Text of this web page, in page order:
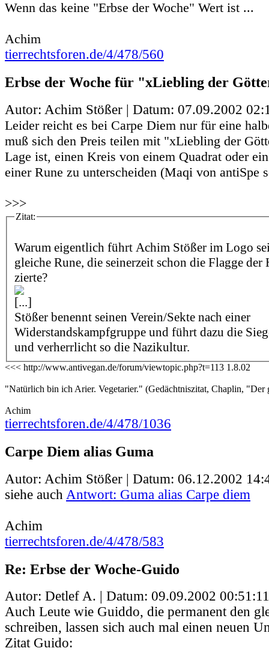
Wenn das keine "Erbse der Woche" Wert ist ...
Achim
tierrechtsforen.de/4/478/560
Erbse der Woche für "xLiebling der
Autor: Achim Stößer | Datum: 07.09.2002
Leider reicht es bei Carpe Diem nur für eine
muß sich den Preis teilen mit "xLiebling der
Lage ist, einen Kreis von einem Quadrat oder
einer Rune zu unterscheiden (Maqi von antiSpe
>>>
Zitat:
Warum eigentlich führt Achim Stößer im Logo
gleiche Rune, die seinerzeit schon die Flagge der
zierte?
[...]
Stößer benennt seinen Verein/Sekte nach einer
Widerstandskampfgruppe und führt dazu die
und verherrlicht so die Nazikultur.
<<< http://www.antivegan.de/forum/viewtopic.php?t=113 1.8.02
"Natürlich bin ich Arier. Vegetarier." (Gedächtniszitat, Chaplin, "Der
Achim
tierrechtsforen.de/4/478/1036
Carpe Diem alias Guma
Autor: Achim Stößer | Datum: 06.12.2002
siehe auch Antwort: Guma alias Carpe diem
Achim
tierrechtsforen.de/4/478/583
Re: Erbse der Woche-Guido
Autor: Detlef A. | Datum: 09.09.2002 00:51:11
Auch Leute wie Guiddo, die permanent den
schreiben, lassen sich auch mal einen neuen
Zitat Guido: